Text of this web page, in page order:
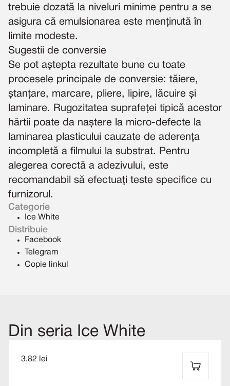
trebuie dozată la niveluri minime pentru a se
asigura că emulsionarea este menținută în
limite modeste.
Sugestii de conversie
Se pot aștepta rezultate bune cu toate
procesele principale de conversie: tăiere,
ștanțare, marcare, pliere, lipire, lăcuire și
laminare. Rugozitatea suprafeței tipică acestor
hârtii poate da naștere la micro-defecte la
laminarea plasticului cauzate de aderența
incompletă a filmului la substrat. Pentru
alegerea corectă a adezivului, este
recomandabil să efectuați teste specifice cu
furnizorul.
Categorie
Ice White
Distribuie
Facebook
Telegram
Copie linkul
Din seria Ice White
3.82 lei